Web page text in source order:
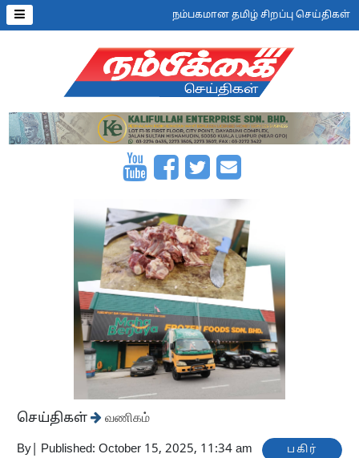
நம்பகமான தமிழ் சிறப்பு செய்திகள்
செய்திகள் வணிகம்
By Published: October 15, 2025, 11:34 am பகிர்